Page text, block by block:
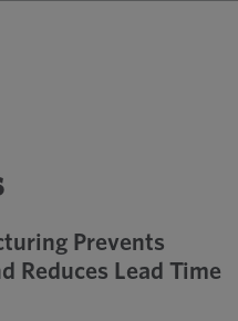
Prevents
Reduces Lead Time